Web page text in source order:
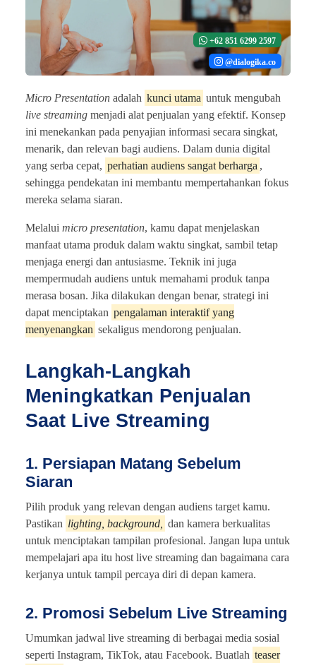
+62 851 6299 2597
@dialogika.co
Micro Presentation adalah kunci utama untuk mengubah
live streaming menjadi alat penjualan yang efektif. Konsep
ini menekankan pada penyajian informasi secara singkat,
menarik, dan relevan bagi audiens. Dalam dunia digital
yang serba cepat, perhatian audiens sangat berharga ,
sehingga pendekatan ini membantu mempertahankan fokus
mereka selama siaran.
Melalui micro presentation, kamu dapat menjelaskan
manfaat utama produk dalam waktu singkat, sambil tetap
menjaga energi dan antusiasme. Teknik ini juga
mempermudah audiens untuk memahami produk tanpa
merasa bosan. Jika dilakukan dengan benar, strategi ini
dapat menciptakan pengalaman interaktif yang
menyenangkan sekaligus mendorong penjualan.
Langkah-Langkah
Meningkatkan Penjualan
Saat Live Streaming
1. Persiapan Matang Sebelum
Siaran
Pilih produk yang relevan dengan audiens target kamu.
Pastikan lighting, background,
dan kamera berkualitas
untuk menciptakan tampilan profesional. Jangan lupa untuk
mempelajari apa itu host live streaming dan bagaimana cara
kerjanya untuk tampil percaya diri di depan kamera.
2. Promosi Sebelum Live Streaming
Umumkan jadwal live streaming di berbagai media sosial
seperti Instagram, TikTok, atau Facebook. Buatlah teaser